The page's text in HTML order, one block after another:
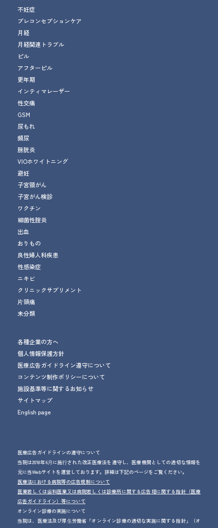
不妊症
プレコンセプションケア
月経
月経関連トラブル
ピル
アフターピル
更年期
インティマレーザー
性交痛
GSM
尿もれ
頻尿
膀胱炎
VIOホワイトニング
避妊
子宮頸がん
子宮がん検診
ワクチン
細菌性腟炎
出血
おりもの
良性婦人科疾患
性感染症
ニキビ
クリニックサプリメント
片頭痛
未分類
各種企業の方へ
個人情報保護方針
医療広告ガイドライン遵守について
コンテンツ制作ポリシーについて
施設基準等に関するお知らせ
サイトマップ
English page
医療広告ガイドラインの遵守について
当院は2018年6⽉に施⾏された改正医療法を遵守し、医療機関としての適切な情報を
元に当Webサイトを運営しております。詳細は下記のページをご覧ください。
医療法における病院等の広告規制について
医業若しくは⻭科医業⼜は病院若しくは診療所に関する広告塔に関する指針（医療
広告ガイドライン）等について
オンライン診療の実施について
当院は、医療法及び厚⽣労働省「オンライン診療の適切な実施に関する指針」（オ